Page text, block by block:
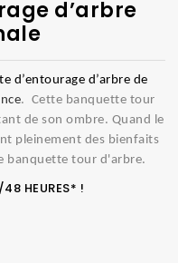
d’arbre
d’entourage d’arbre de
. Cette banquette tour
de son ombre. Quand le
pleinement des bienfaits
banquette tour d'arbre.
HEURES* !